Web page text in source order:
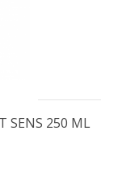
SENS 250 ML